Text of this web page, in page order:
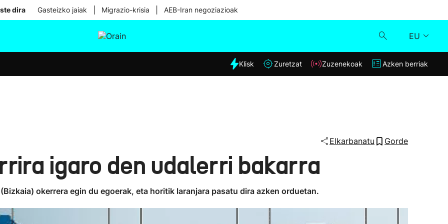
dira Gasteizko jaiak Migrazio-krisia AEB-Iran negoziazioak
EU
Eguraldia
Klisk
Klisk Zuretzat Zuzenekoak Azken berriak
Elkarbanatu Gorde
igaro den udalerri bakarra
okerrera egin du egoerak, eta horitik laranjara pasatu dira azken orduetan.